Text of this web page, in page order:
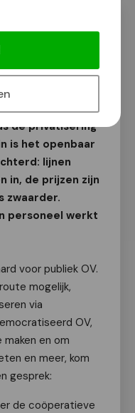
houdt
de privatisering
is het openbaar
lijnen
in, de prijzen zijn
zwaarder.
personeel werkt
voor publiek OV.
mogelijk,
via
OV,
en om
en meer, kom
gesprek:
de coöperatieve